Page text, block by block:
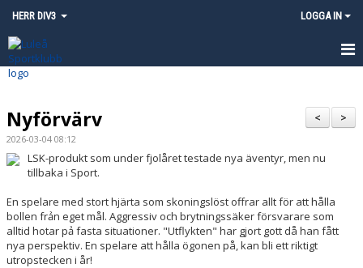
HERR DIV3 LOGGA IN
HEM
NYHETER
KALENDER
TRUPPEN
KONTAKT
>
<
Nyförvärv
2026-03-04 08:12
LSK-produkt som under fjolåret testade nya äventyr, men nu
tillbaka i Sport.
En spelare med stort hjärta som skoningslöst offrar allt för att hålla
bollen frản eget mål. Aggressiv och brytningssäker försvarare som
alltid hotar pả fasta situationer. "Utflykten" har gjort gott då han fått
nya perspektiv. En spelare att hålla ögonen på, kan bli ett riktigt
utropstecken i år!